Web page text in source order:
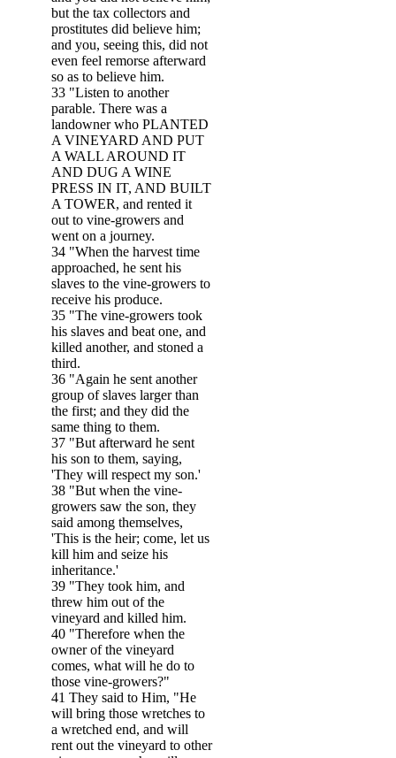
but the tax collectors and
prostitutes did believe him;
and you, seeing this, did not
even feel remorse afterward
so as to believe him.
33 "Listen to another
parable. There was a
landowner who PLANTED
A VINEYARD AND PUT
A WALL AROUND IT
AND DUG A WINE
PRESS IN IT, AND BUILT
A TOWER, and rented it
out to vine-growers and
went on a journey.
34 "When the harvest time
approached, he sent his
slaves to the vine-growers to
receive his produce.
35 "The vine-growers took
his slaves and beat one, and
killed another, and stoned a
third.
36 "Again he sent another
group of slaves larger than
the first; and they did the
same thing to them.
37 "But afterward he sent
his son to them, saying,
'They will respect my son.'
38 "But when the vine-
growers saw the son, they
said among themselves,
'This is the heir; come, let us
kill him and seize his
inheritance.'
39 "They took him, and
threw him out of the
vineyard and killed him.
40 "Therefore when the
owner of the vineyard
comes, what will he do to
those vine-growers?"
41 They said to Him, "He
will bring those wretches to
a wretched end, and will
rent out the vineyard to other